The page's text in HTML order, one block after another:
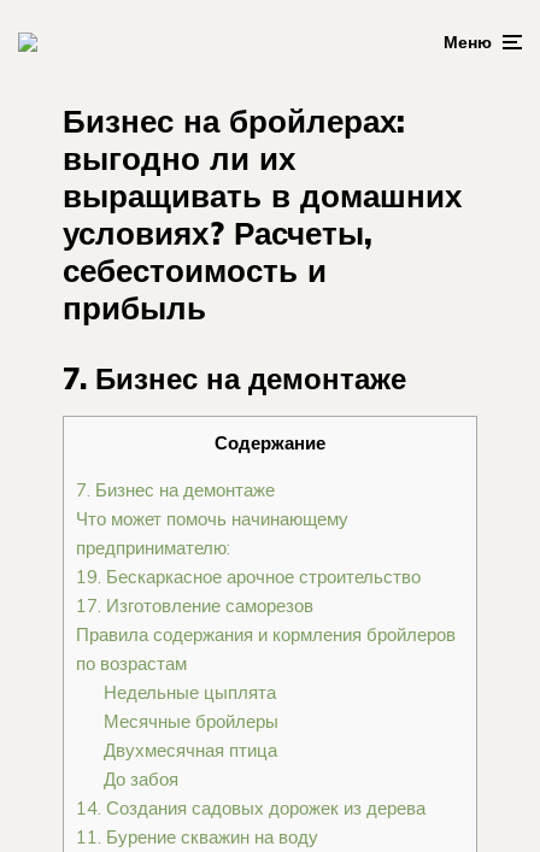
Меню
Бизнес на бройлерах:
выгодно ли их
выращивать в домашних
условиях? Расчеты,
себестоимость и
прибыль
7. Бизнес на демонтаже
Содержание
7. Бизнес на демонтаже
Что может помочь начинающему
предпринимателю:
19. Бескаркасное арочное строительство
17. Изготовление саморезов
Правила содержания и кормления бройлеров
по возрастам
Недельные цыплята
Месячные бройлеры
Двухмесячная птица
До забоя
14. Создания садовых дорожек из дерева
11. Бурение скважин на воду